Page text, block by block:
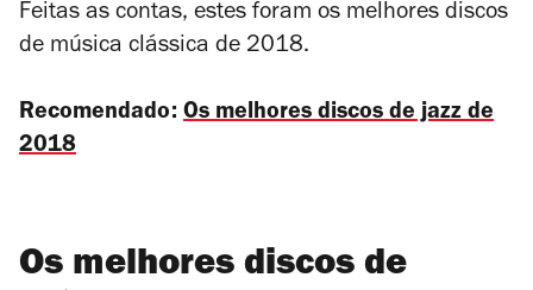
Feitas as contas, estes foram os melhores discos
de música clássica de 2018.
Recomendado: Os melhores discos de jazz de
2018
Os melhores discos de